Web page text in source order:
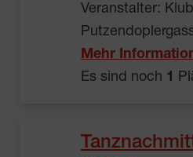
Veranstalter: Klub
Mehr
Es sind noch 1